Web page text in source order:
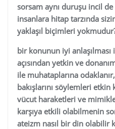
sorsam aynı duruşu incil
insanlara hitap tarzında
yaklaşıl biçimleri
bir konunun iyi
açısından yetkin ve
ile muhataplarına
bakışlarını söylemleri etkin
vücut haraketleri ve
karşıya etkili olabilmenin
ateizm nasıl bir din olabilir